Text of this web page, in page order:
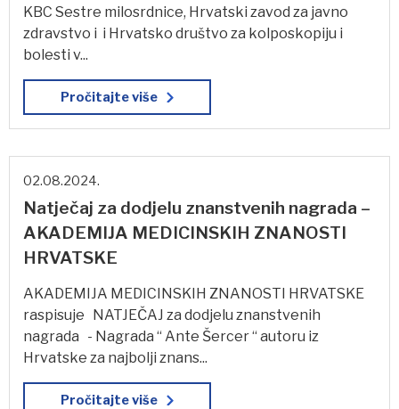
KBC Sestre milosrdnice, Hrvatski zavod za javno
zdravstvo i i Hrvatsko društvo za kolposkopiju i
bolesti v...
Pročitajte više
02.08.2024.
Natječaj za dodjelu znanstvenih nagrada –
AKADEMIJA MEDICINSKIH ZNANOSTI
HRVATSKE
AKADEMIJA MEDICINSKIH ZNANOSTI HRVATSKE
raspisuje NATJEČAJ za dodjelu znanstvenih
nagrada - Nagrada “ Ante Šercer “ autoru iz
Hrvatske za najbolji znans...
Pročitajte više